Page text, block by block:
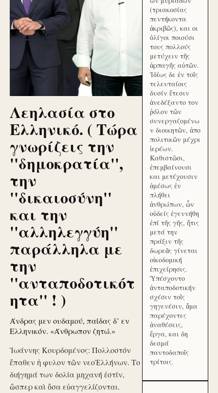
Λεηλασία στο
Ελληνικό. ( Τώρα
γνωρίζεις την
''δημοκρατία'',
την
''δικαιοσύνη''
και την
''αλληλεγγύη''
παράλληλα με
την
''ανταποδοτικότ
ητα'' ! )
Άνδρας μεν ουδαμού, παίδας δ’ εν
Ελληνικόν. «Άνθρωπον ζητώ.»
Ἰωάννης Κουρδομένος: Πολλοστόν
ἔπαθεν ἡ φυλον τῶν νεοἙλλήνων. Το
διήγημά των δολία μηχανή ἐστίν,
ὥσπερ καὶ ὅσα εὐαγγελίζονται.
(τριακοσίας
πεντήκοντα
ἀκριβῶς), και οι
ὀλίγοι ποιούσι
τους πολλούς
μετύχειν τῆς
ἁρπαγῆς αὐτῶν.
Ἰδίως δε ἐν τοῖς
τελευταίοις
δυσίν ἔτεσιν
ἀνεδέξαντο τον
ῥόλον τῶν
συνεργαζομένω
ν διοικητῶν, ἀπο
πολιτικῶν μέχρι
ἱερέων.
Καθιστῶσι,
ἐπεμβαίνουσι
και μετέχουσιν
ἀμέσως ἐν
πλήθει
ἀνθρώπων, ὧν
οὐδείς ἐγεννήθη
ἐπί τῆς γῆς, ἥτις
μετά την
πράξιν τῆς
δωρεᾶς γίνεται
οἰκοδομική
ἐπιχείρησις.
Ὑπέσχοντο
ἀνταποδοτικήν
σχέσιν τοῖς
γηγενέσιν, ἅμα
παρέχοντες
ἀναθέσεις,
ἔργα, και δη
δεσμά
παντοδαποῖς
τρίτοις.